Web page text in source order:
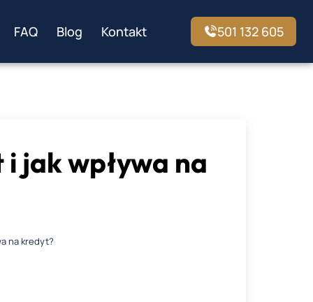
FAQ Blog Kontakt 501 132 605
jak wpływa na
na kredyt?